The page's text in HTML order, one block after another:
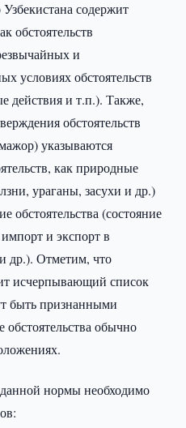
содержит
обстоятельств
и
условиях обстоятельств
действия и т.п.). Также,
обстоятельств
указываются
как природные
ураганы, засухи и др.)
обстоятельства (состояние
и экспорт в
др.). Отметим, что
исчерпывающий список
быть признанными
обычно
нормы необходимо